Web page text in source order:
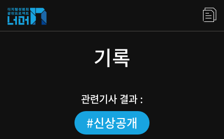
기록
관련기사 결과 :
#신상공개